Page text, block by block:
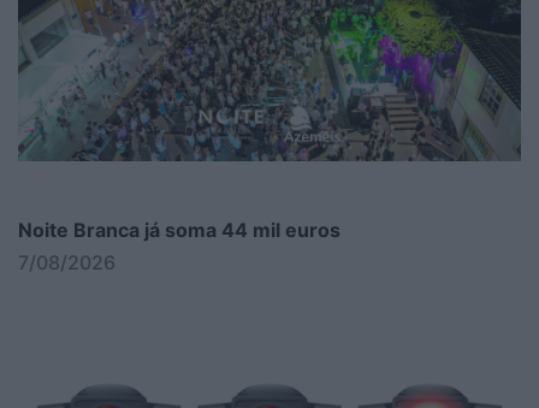
Noite Branca já soma 44 mil euros
7/08/2026